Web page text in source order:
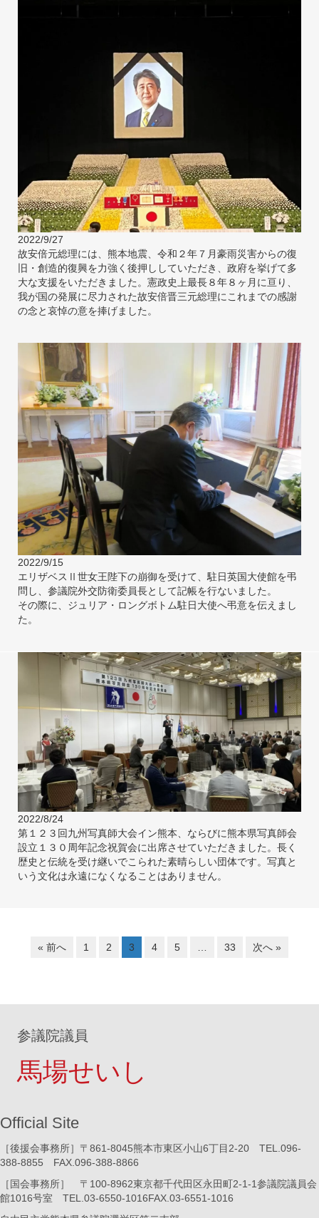
2022/9/27
故安倍元総理には、熊本地震、令和２年７月豪雨災害からの復
旧・創造的復興を力強く後押ししていただき、政府を挙げて多
大な支援をいただきました。憲政史上最長８年８ヶ月に亘り、
我が国の発展に尽力された故安倍晋三元総理にこれまでの感謝
の念と哀悼の意を捧げました。
2022/9/15
エリザベスⅡ世女王陛下の崩御を受けて、駐日英国大使館を弔
問し、参議院外交防衛委員長として記帳を行ないました。
その際に、ジュリア・ロングボトム駐日大使へ弔意を伝えまし
た。
2022/8/24
第１２３回九州写真師大会イン熊本、ならびに熊本県写真師会
設立１３０周年記念祝賀会に出席させていただきました。長く
歴史と伝統を受け継いでこられた素晴らしい団体です。写真と
いう文化は永遠になくなることはありません。
« 前へ 1 2 3 4 5 … 33 次へ »
参議院議員
馬場せいし
Official Site
［後援会事務所］〒861-8045熊本市東区小山6丁目2-20 TEL.096-
388-8855 FAX.096-388-8866
［国会事務所］ 〒100-8962東京都千代田区永田町2-1-1参議院議員会
館1016号室 TEL.03-6550-1016FAX.03-6551-1016